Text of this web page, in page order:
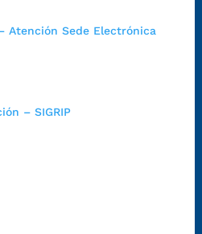
Atención Sede Electrónica
– SIGRIP
43, Bucaramanga, Santander,